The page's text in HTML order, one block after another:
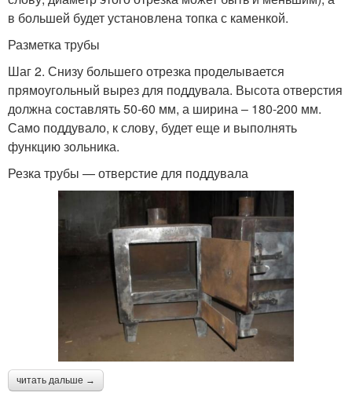
в большей будет установлена топка с каменкой.
Разметка трубы
Шаг 2. Снизу большего отрезка проделывается
прямоугольный вырез для поддувала. Высота отверстия
должна составлять 50-60 мм, а ширина – 180-200 мм.
Само поддувало, к слову, будет еще и выполнять
функцию зольника.
Резка трубы — отверстие для поддувала
читать дальше →